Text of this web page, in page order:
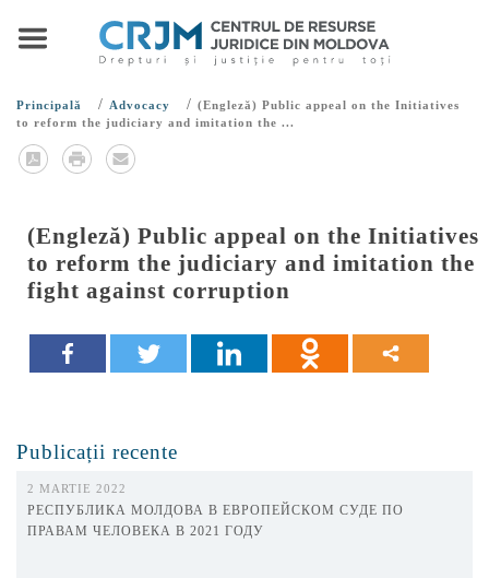
Principală / Advocacy / (Engleză) Public appeal on the Initiatives
to reform the judiciary and imitation the ...
(Engleză) Public appeal on the Initiatives
to reform the judiciary and imitation the
fight against corruption
Publicații recente
2 MARTIE 2022
РЕСПУБЛИКА МОЛДОВА В ЕВРОПЕЙСКОМ СУДЕ ПО
ПРАВАМ ЧЕЛОВЕКА В 2021 ГОДУ